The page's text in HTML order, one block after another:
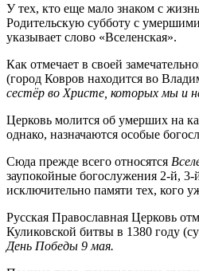
У тех, кто еще мало знаком с
Родительскую субботу с
указывает слово «Вселенская».
Как отмечает в своей
(город Ковров находится во
сестёр во Христе, которых мы и
Церковь молится об умерших на
однако, назначаются особые
Сюда прежде всего относятся
заупокойные богослужения 2-й,
исключительно памяти тех, кого
Русская Православная Церковь
Куликовской битвы в 1380 году
День Победы 9 мая.